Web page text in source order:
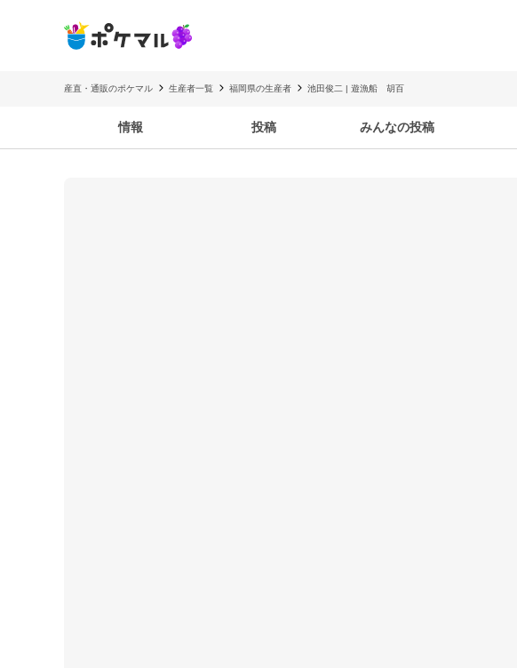
産直・通販のポケマル 生産者一覧 福岡県の生産者 池田俊二 | 遊漁船 胡百
情報 投稿 みんなの投稿